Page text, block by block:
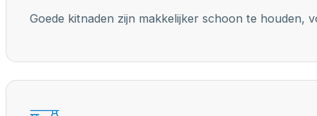
Goede kitnaden zijn makkelijker schoon te houden,